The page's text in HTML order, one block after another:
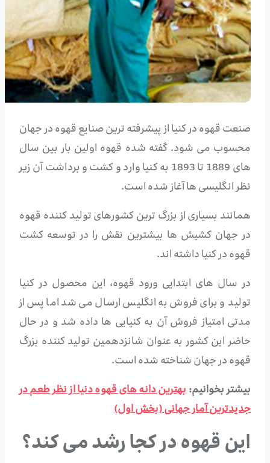
صنعت قهوه در کنیا از پیشرفته ترین صنایع قهوه در جهان
محسوب می شود. گفته شده قهوه اولین بار بین سال
های 1889 تا 1893 به کنیا وارد و کشت و برداشت آن زیر
نظر انگلیسی ها آغاز شده است.
همانند بسیاری از بزرگ ترین کشورهای تولید کننده قهوه
در جهان کشیش ها بیشترین نقش را در توسعه کشت
قهوه در کنیا داشته اند.
در سال های ابتدایی ورود قهوه، این محصول در کنیا
تولید و برای فروش به انگلیس ارسال می شد اما پس از
مدتی امتیاز فروش آن به کنیایی ها داده شد و در حال
حاضر این کشور به عنوان شانزدهمین تولید کننده بزرگ
قهوه در جهان شناخته شده است.
بیشتر بخوانیم:بهترین دانه های قهوه دنیا از نظر طعم در
جدیدترین آمار جهانی (بخش اول)
این قهوه در کجا رشد می کند؟